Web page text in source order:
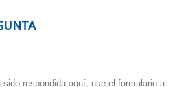
respondida aquí, use el formulario a